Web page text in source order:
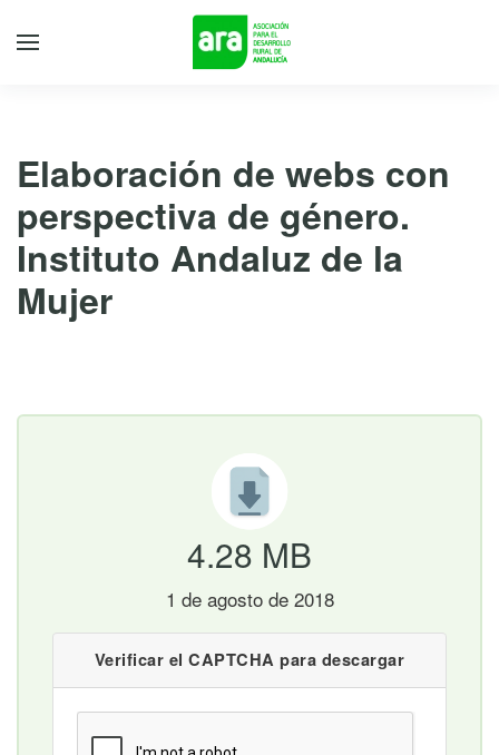
Elaboración de webs con
perspectiva de género.
Instituto Andaluz de la
Mujer
4.28 MB
1 de agosto de 2018
Verificar el CAPTCHA para descargar